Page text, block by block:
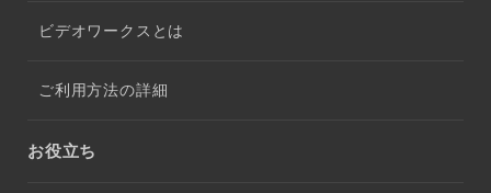
ビデオワークスとは
ご利用方法の詳細
お役立ち